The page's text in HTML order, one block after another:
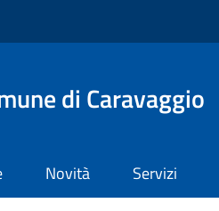
di Caravaggio
Novità Servizi